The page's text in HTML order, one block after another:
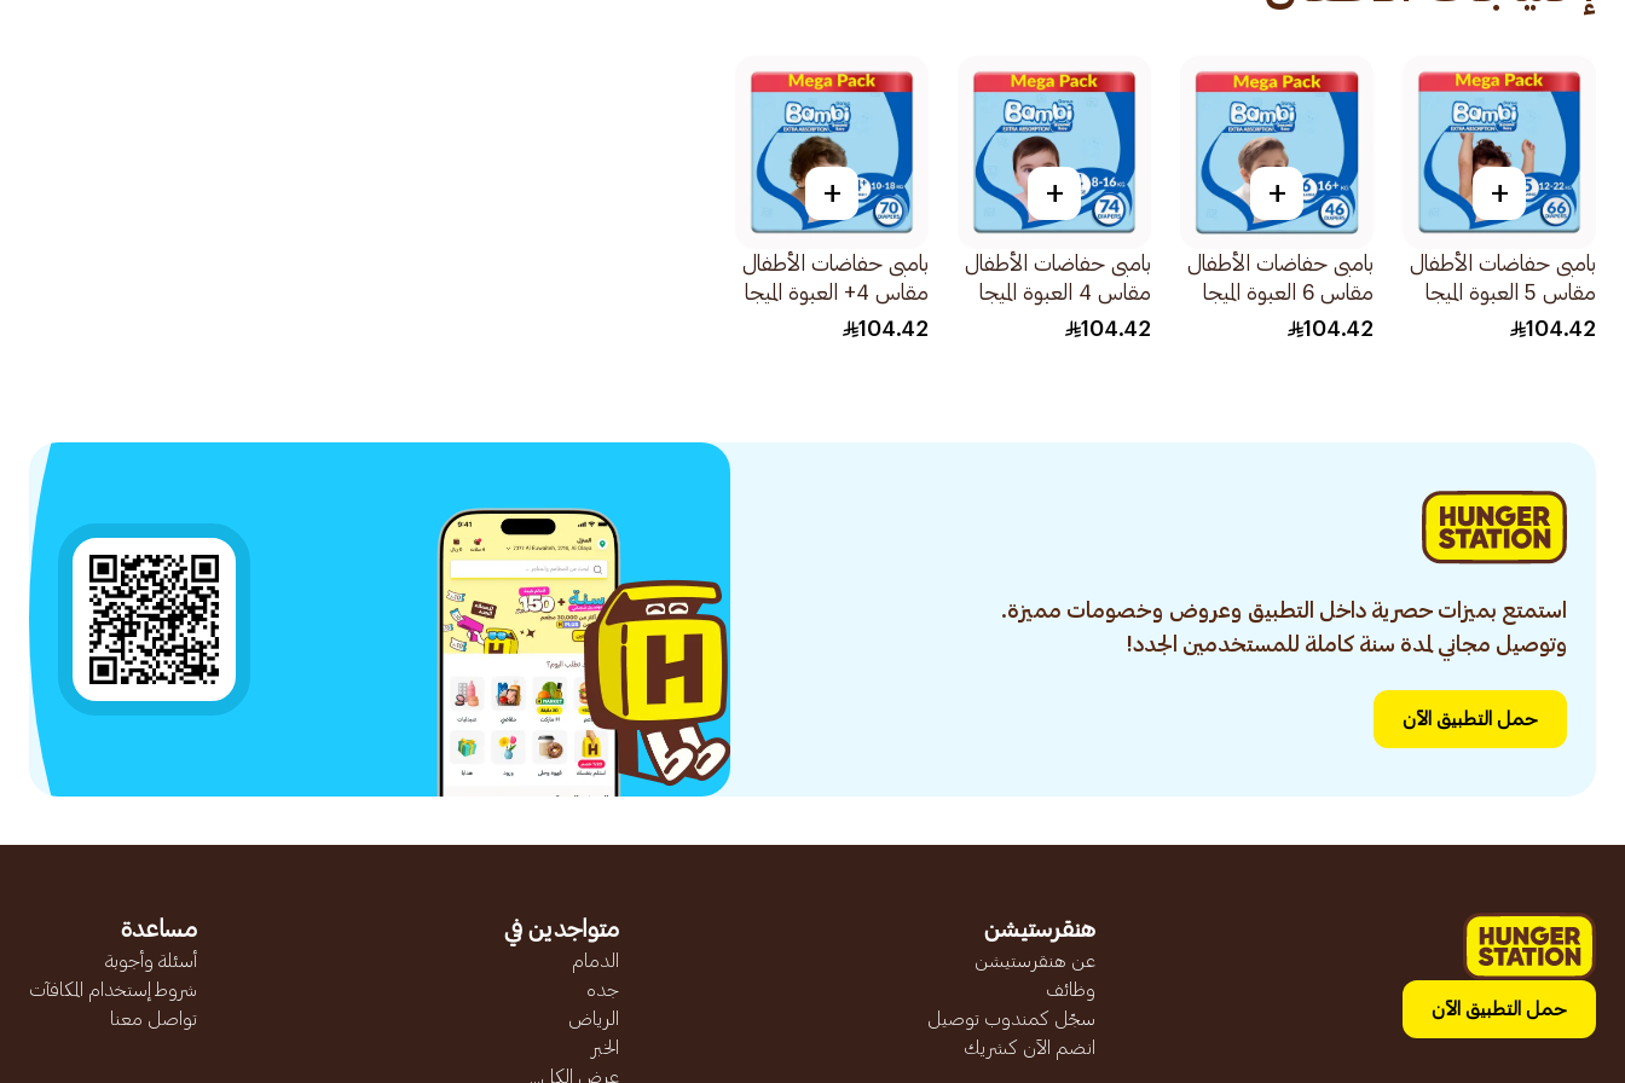
+
بامبى حفاضات الأطفال
مقاس 5 العبوة الميجا
66قطعة
104.42
+
بامبى حفاضات الأطفال
مقاس 6 العبوة الميجا
46قطعة
104.42
+
بامبى حفاضات الأطفال
مقاس 4 العبوة الميجا
74قطعة
104.42
+
بامبى حفاضات الأطفال
مقاس 4+ العبوة الميجا
70قطعة
104.42
استمتع بميزات حصرية داخل التطبيق وعروض وخصومات مميزة.
وتوصيل مجاني لمدة سنة كاملة للمستخدمين الجدد!
حمل التطبيق الآن
حمل التطبيق الآن
هنقرستيشن
عن هنقرستيشن
وظائف
سجّل كمندوب توصيل
انضم الآن كشريك
متواجدين في
الدمام
جده
الرياض
الخبر
عرض الكل...
مساعدة
أسئلة وأجوبة
شروط إستخدام المكافآت
تواصل معنا